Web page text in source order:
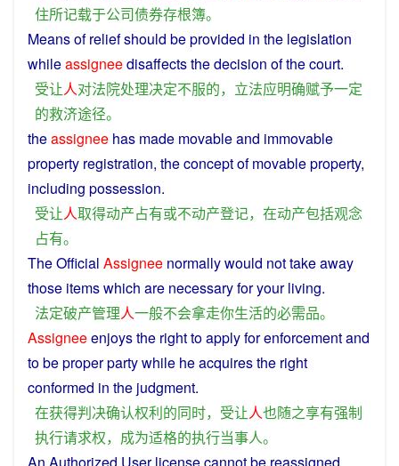
住所记载于公司债券存根簿。
Meansofreliefshould beprovided in the legislation
whileassigneedisaffects thedecision of thecourt.
受让人对法院处理决定不服的， 立法应明确赋予一定
的救济途径。
theassignee has made movableand immovable
property registration, theconceptofmovableproperty,
including possession.
受让人取得动产占有或不动产登记， 在动产包括观念
占有。
TheOfficial Assignee normallywould nottake away
those items which are necessaryforyour living.
法定破产管理人一般不会拿走你生活的必需品。
Assigneeenjoysthe righttoapplyforenforcementand
tobeproperpartywhile heacquiresthe right
conformed in the judgment.
在获得判决确认权利的同时， 受让人也随之享有强制
执行请求权， 成为适格的执行当事人。